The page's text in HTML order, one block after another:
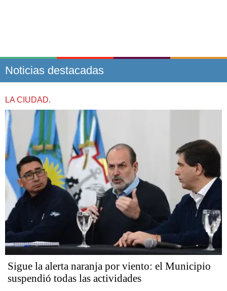
Noticias destacadas
LA CIUDAD.
Sigue la alerta naranja por viento: el Municipio
suspendió todas las actividades